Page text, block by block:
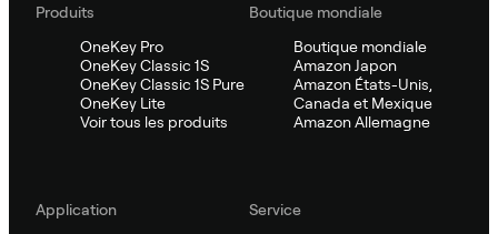
Produits
OneKey Pro
OneKey Classic 1S
OneKey Classic 1S Pure
OneKey Lite
Voir tous les produits
Boutique mondiale
Boutique mondiale
Amazon Japon
Amazon États-Unis,
Canada et Mexique
Amazon Allemagne
Application
Service